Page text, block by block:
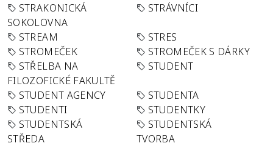
STRAKONICKÁ
SOKOLOVNA
STRÁVNÍCI
STREAM
STRES
STROMEČEK
STROMEČEK S DÁRKY
STŘELBA NA
FILOZOFICKÉ FAKULTĚ
STUDENT
STUDENT AGENCY
STUDENTA
STUDENTI
STUDENTKY
STUDENTSKÁ
STŘEDA
STUDENTSKÁ
TVORBA